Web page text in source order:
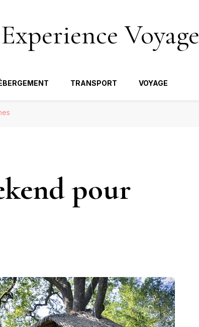
Experience Voyage
TRANSPORT VOYAGE
pour